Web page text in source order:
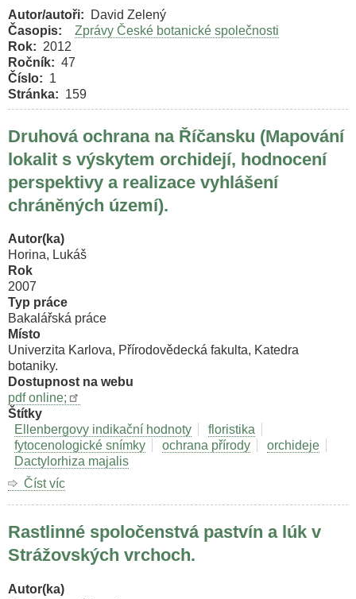
kolotočníku
ozdobného
(Telekia
speciosa,
v
Orlických
Autor/autoři
David Zelený
Časopis
Zprávy České botanické společnosti
Rok
2012
Ročník
47
Číslo
1
Stránka
159
Druhová ochrana na Říčansku (Mapování
lokalit s výskytem orchidejí, hodnocení
perspektivy a realizace vyhlášení
chráněných území).
Autor(ka)
Horina, Lukáš
Rok
2007
Typ práce
Bakalářská práce
Místo
Univerzita Karlova, Přírodovědecká fakulta, Katedra
botaniky.
Dostupnost na webu
pdf online;
Štítky
Ellenbergovy indikační hodnoty
floristika
fytocenologické snímky
ochrana přírody
orchideje
Dactylorhiza majalis
Číst víc
na
Říčansku
(Mapování
Rastlinné spoločenstvá pastvín a lúk v
Strážovských vrchoch.
Autor(ka)